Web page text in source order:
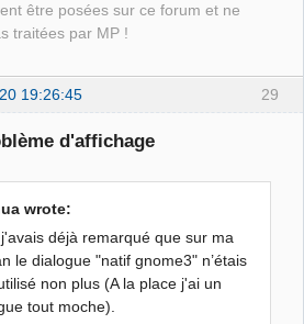
être posées sur ce forum et ne
traitées par MP !
29
19:26:45
d'affichage
wrote:
déjà remarqué que sur ma
le dialogue "natif gnome3" n’étais
non plus (A la place j'ai un
tout moche).